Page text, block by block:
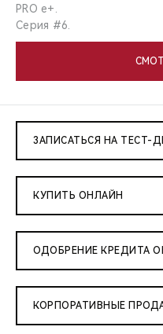
PRO e+.
Серия #6.
ЗАПИСАТЬСЯ НА ТЕСТ-
КУПИТЬ ОНЛАЙН
ОДОБРЕНИЕ КРЕДИТА
КОРПОРАТИВНЫЕ